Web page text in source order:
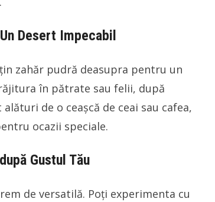
Desert Impecabil
zahăr pudră deasupra pentru un
în pătrate sau felii, după
de o ceașcă de ceai sau cafea,
ocazii speciale.
Gustul Tău
de versatilă. Poți experimenta cu